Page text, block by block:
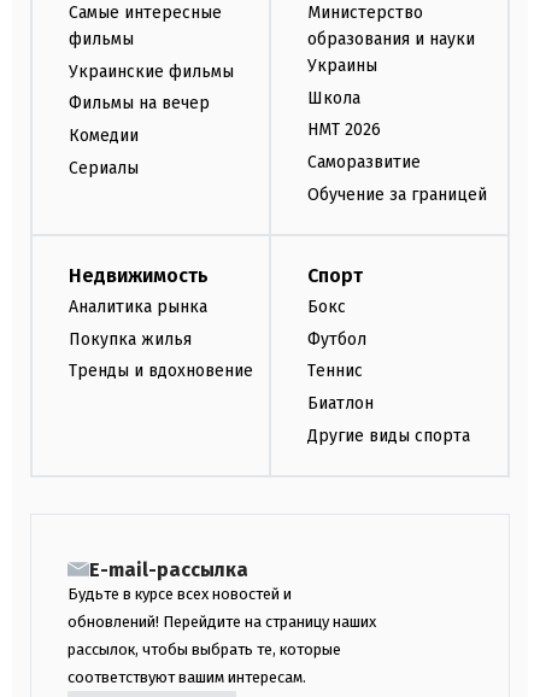
Самые интересные
фильмы
Украинские фильмы
Фильмы на вечер
Комедии
Сериалы
Министерство
образования и науки
Украины
Школа
НМТ 2026
Саморазвитие
Обучение за границей
Недвижимость
Аналитика рынка
Покупка жилья
Тренды и вдохновение
Спорт
Бокс
Футбол
Теннис
Биатлон
Другие виды спорта
E-mail-рассылка
Будьте в курсе всех новостей и
обновлений! Перейдите на страницу наших
рассылок, чтобы выбрать те, которые
соответствуют вашим интересам.